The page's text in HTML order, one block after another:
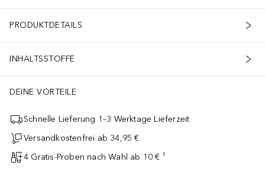
PRODUKTDETAILS
INHALTSSTOFFE
DEINE VORTEILE
Schnelle Lieferung 1–3 Werktage Lieferzeit
Versandkostenfrei ab 34,95 €
4 Gratis-Proben nach Wahl ab 10 € ¹